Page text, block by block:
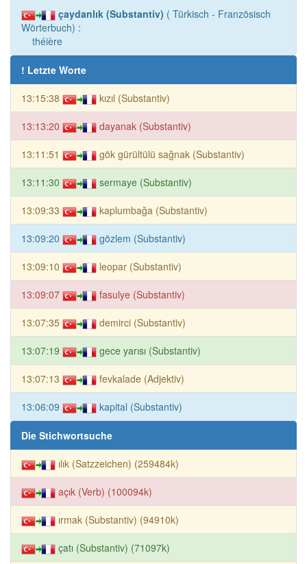
çaydanlık (Substantiv) ( Türkisch - Französisch
Wörterbuch) :
théière
! Letzte Worte
13:15:38 kızıl (Substantiv)
13:13:20 dayanak (Substantiv)
13:11:51 gök gürültülü sağnak (Substantiv)
13:11:30 sermaye (Substantiv)
13:09:33 kaplumbağa (Substantiv)
13:09:20 gözlem (Substantiv)
13:09:10 leopar (Substantiv)
13:09:07 fasulye (Substantiv)
13:07:35 demirci (Substantiv)
13:07:19 gece yarısı (Substantiv)
13:07:13 fevkalade (Adjektiv)
13:06:09 kapital (Substantiv)
Die Stichwortsuche
ılık (Satzzeichen) (259484k)
açık (Verb) (100094k)
ırmak (Substantiv) (94910k)
çatı (Substantiv) (71097k)